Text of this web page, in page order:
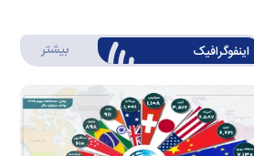
اینفوگرافیک بیشتر درباره